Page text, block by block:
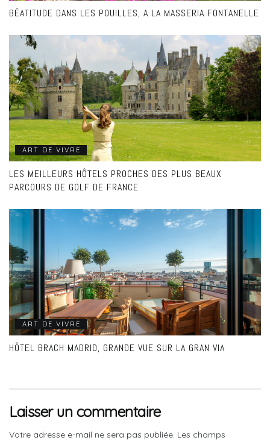
BÉATITUDE DANS LES POUILLES, A LA MASSERIA FONTANELLE
ART DE VIVRE
LES MEILLEURS HÔTELS PROCHES DES PLUS BEAUX
PARCOURS DE GOLF DE FRANCE
ART DE VIVRE
HÔTEL BRACH MADRID, GRANDE VUE SUR LA GRAN VIA
Laisser un commentaire
Votre adresse e-mail ne sera pas publiée. Les champs